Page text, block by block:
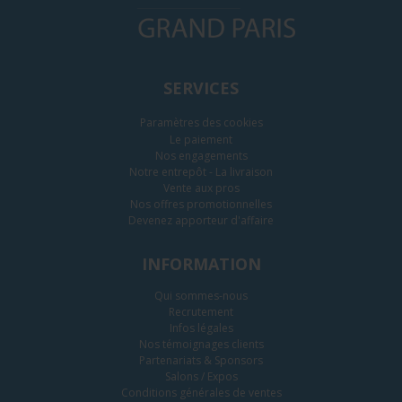
SERVICES
Paramètres des cookies
Le paiement
Nos engagements
Notre entrepôt - La livraison
Vente aux pros
Nos offres promotionnelles
Devenez apporteur d'affaire
INFORMATION
Qui sommes-nous
Recrutement
Infos légales
Nos témoignages clients
Partenariats & Sponsors
Salons / Expos
Conditions générales de ventes